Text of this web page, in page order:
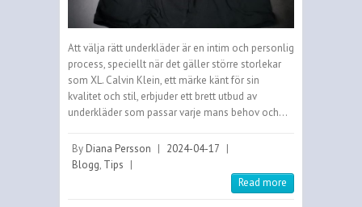
Att välja rätt underkläder är en intim och personlig
process, speciellt när det gäller större storlekar
som XL. Calvin Klein, ett märke känt för sin
kvalitet och stil, erbjuder ett brett utbud av
underkläder som passar varje mans behov och…
By Diana Persson | 2024-04-17 |
Blogg, Tips |
Read more